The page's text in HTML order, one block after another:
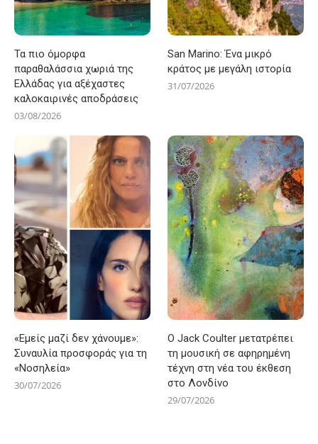
Τα πιο όμορφα
παραθαλάσσια χωριά της
Ελλάδας για αξέχαστες
καλοκαιρινές αποδράσεις
03/08/2026
San Marino: Ένα μικρό
κράτος με μεγάλη ιστορία
31/07/2026
«Εμείς μαζί δεν χάνουμε»:
Συναυλία προσφοράς για τη
«Νοσηλεία»
30/07/2026
Ο Jack Coulter μετατρέπει
τη μουσική σε αφηρημένη
τέχνη στη νέα του έκθεση
στο Λονδίνο
29/07/2026